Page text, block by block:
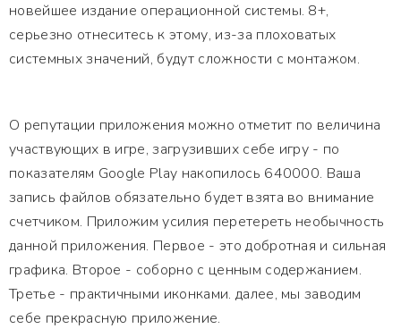
новейшее издание операционной системы. 8+,
серьезно отнеситесь к этому, из-за плоховатых
системных значений, будут сложности с монтажом.
О репутации приложения можно отметит по величина
участвующих в игре, загрузивших себе игру - по
показателям Google Play накопилось 640000. Ваша
запись файлов обязательно будет взята во внимание
счетчиком. Приложим усилия перетереть необычность
данной приложения. Первое - это добротная и сильная
графика. Второе - соборно с ценным содержанием.
Третье - практичными иконками. далее, мы заводим
себе прекрасную приложение.